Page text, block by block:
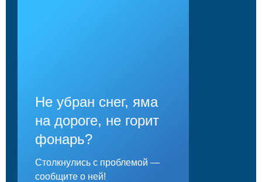
Не убран снег, яма
на дороге, не горит
фонарь?
Столкнулись с проблемой —
сообщите о ней!